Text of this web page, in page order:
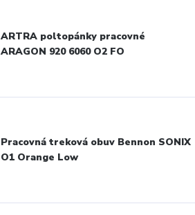
ARTRA poltopánky pracovné
ARAGON 920 6060 O2 FO
Pracovná treková obuv Bennon SONIX
O1 Orange Low